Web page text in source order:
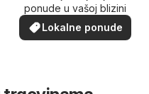
ponude u vašoj blizini
Lokalne ponude